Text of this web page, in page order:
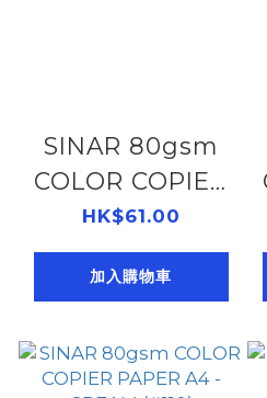
SINAR 80gsm
COLOR COPIER
PAPER A4 -
GREEN (#190)
406637450
HK$61.00
加入購物車